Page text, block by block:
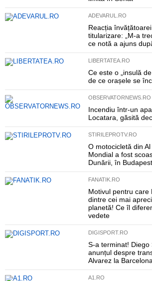
ADEVARUL.RO
Reacția
titularizare: „M-a
ce notă a ajuns
LIBERTATEA.RO
Ce este o „insulă
de ce orașele se
OBSERVATORNEWS.RO
Incendiu într-un
Locatara, găsită
STIRILEPROTV.RO
O motocicletă din
Mondial a fost
Dunării, în
FANATIK.RO
Motivul pentru care
dintre cei mai
planetă! Ce îl
vedete
DIGISPORT.RO
S-a terminat! Diego
anunțul despre
Alvarez la Barcelona
A1.RO